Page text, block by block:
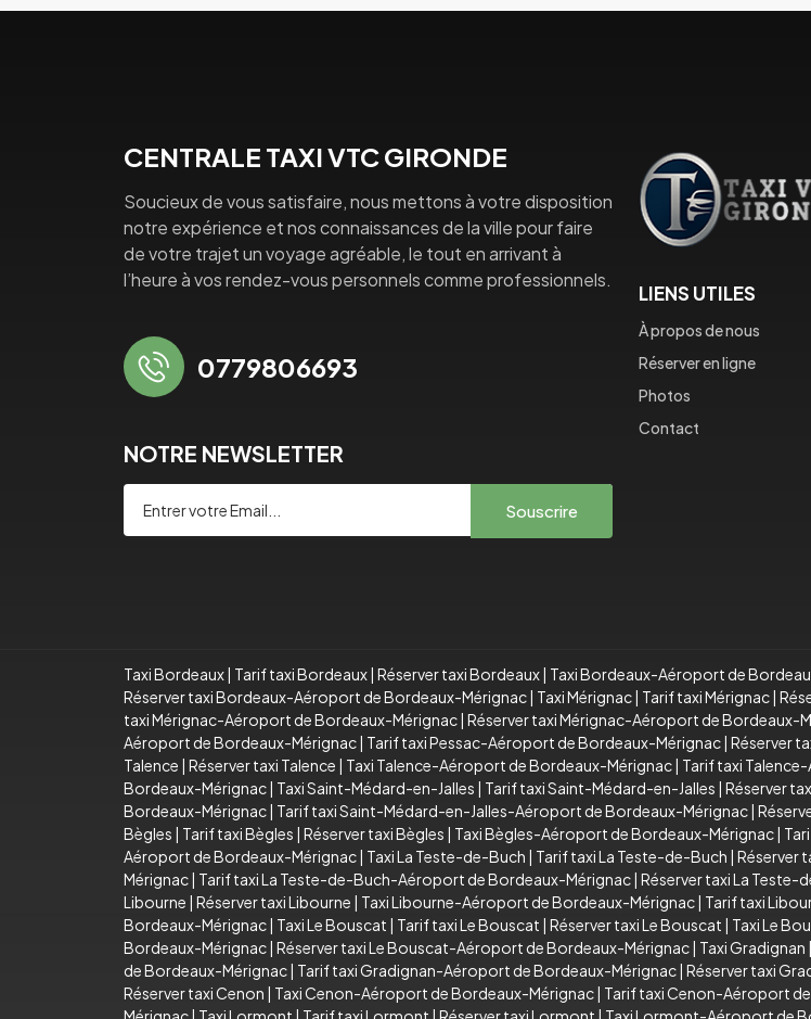
CENTRALE TAXI VTC GIRONDE
Soucieux de vous satisfaire, nous mettons à votre disposition
notre expérience et nos connaissances de la ville pour faire
de votre trajet un voyage agréable, le tout en arrivant à
l’heure à vos rendez-vous personnels comme professionnels.
0779806693
NOTRE NEWSLETTER
Souscrire
LIENS UTILES
À propos de nous
Réserver en ligne
Photos
Contact
Taxi Bordeaux Tarif taxi Bordeaux Réserver taxi Bordeaux Taxi Bordeaux-Aéroport de
Réserver taxi Bordeaux-Aéroport de Bordeaux-Mérignac Taxi Mérignac Tarif taxi Mérignac
taxi Mérignac-Aéroport de Bordeaux-Mérignac Réserver taxi Mérignac-Aéroport de Bordeaux-
Aéroport de Bordeaux-Mérignac Tarif taxi Pessac-Aéroport de Bordeaux-Mérignac Réserver
Talence Réserver taxi Talence Taxi Talence-Aéroport de Bordeaux-Mérignac Tarif taxi
Bordeaux-Mérignac Taxi Saint-Médard-en-Jalles Tarif taxi Saint-Médard-en-Jalles Réserver
Bordeaux-Mérignac Tarif taxi Saint-Médard-en-Jalles-Aéroport de Bordeaux-Mérignac
Bègles
Tarif taxi Bègles Réserver taxi Bègles Taxi Bègles-Aéroport de Bordeaux-Mérignac
Aéroport de Bordeaux-Mérignac Taxi La Teste-de-Buch Tarif taxi La Teste-de-Buch Réserver
Mérignac Tarif taxi La Teste-de-Buch-Aéroport de Bordeaux-Mérignac Réserver taxi La
Libourne Réserver taxi Libourne Taxi Libourne-Aéroport de Bordeaux-Mérignac Tarif taxi
Bordeaux-Mérignac Taxi Le Bouscat Tarif taxi Le Bouscat Réserver taxi Le Bouscat Taxi Le
Bordeaux-Mérignac Réserver taxi Le Bouscat-Aéroport de Bordeaux-Mérignac Taxi Gradignan
de Bordeaux-Mérignac Tarif taxi Gradignan-Aéroport de Bordeaux-Mérignac Réserver taxi
Réserver taxi Cenon
Taxi Cenon-Aéroport de Bordeaux-Mérignac Tarif taxi Cenon-Aéroport